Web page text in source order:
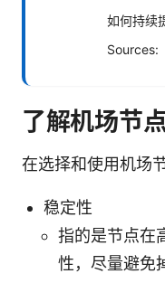
如何持续
Sources:
了解机场节
在选择和使用机场
稳定性
指的是节点在
性，尽量避免